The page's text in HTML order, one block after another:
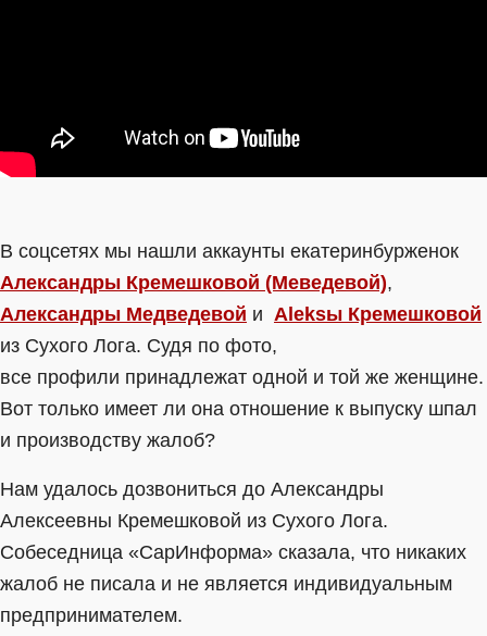
В соцсетях мы нашли аккаунты екатеринбурженок
Александры Кремешковой (Меведевой),
Александры Медведевой и Aleksы Кремешковой
из Сухого Лога. Судя по фото,
все профили принадлежат одной и той же женщине.
Вот только имеет ли она отношение к выпуску шпал
и производству жалоб?
Нам удалось дозвониться до Александры
Алексеевны Кремешковой из Сухого Лога.
Собеседница «СарИнформа» сказала, что никаких
жалоб не писала и не является индивидуальным
предпринимателем.